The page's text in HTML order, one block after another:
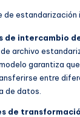
de estandarización
de intercambio
archivo
garantiza
entre
de datos.
de